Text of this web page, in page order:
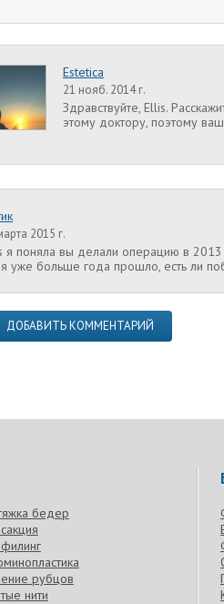
Estetica
21 нояб. 2014 г.
Здравствуйте, Ellis.
этому доктору, поэтому
2015 г.
я поняла вы делали операцию в 2013
уже больше года прошло, есть ли
ДОБАВИТЬ КОММЕНТАРИЙ
бедер
рубцов
нити